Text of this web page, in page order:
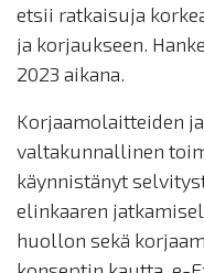
etsii ratkaisuja
ja korjaukseen.
2023 aikana.
Korjaamolaitteiden
valtakunnallinen
käynnistänyt
elinkaaren
huollon sekä